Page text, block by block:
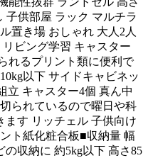
子供部屋 ラック マルチラ
置き場 おしゃれ 大人2人
ビング学習 キャスター
れるプリント類に便利で
以下 サイドキャビネッ
立 キャスター4個 真ん中
られているので曜日や科
ます リッチェル 子供向け
ト紙化粧合板■収納量 幅
収納に 約5kg以下 高さ85